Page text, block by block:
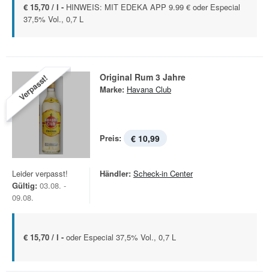
€ 15,70 / l - HINWEIS: MIT EDEKA APP 9.99 € oder Especial
37,5% Vol., 0,7 L
Verpasst! Original Rum 3 Jahre
Marke: Havana Club
Preis: € 10,99
Leider verpasst!
Gültig: 03.08. -
09.08.
Händler: Scheck-in Center
€ 15,70 / l - oder Especial 37,5% Vol., 0,7 L